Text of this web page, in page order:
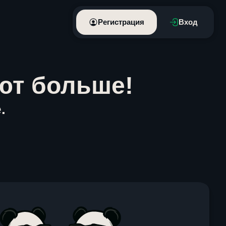
Регистрация Вход
больше!